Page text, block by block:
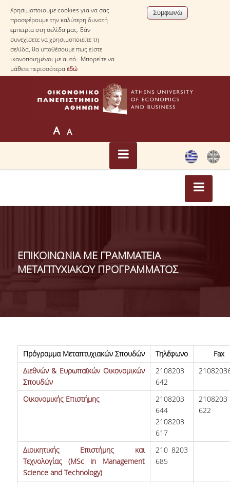
Χρησιμοποιούμε cookies για να σας
προσφέρουμε την καλύτερη δυνατή
εμπειρία στη σελίδα μας. Εάν
συνεχίσετε να χρησιμοποιείτε τη
σελίδα, θα υποθέσουμε πως είστε
ικανοποιημένοι με αυτό. Μπορείτε να
μάθετε περισσότεραεδώ
ΣΧΟΛΗ ΟΙΚΟΝΟΜΙΚΩΝ
ΤΜΗΜΑ ΔΙΕΘΝΩΝ ΚΑΙ
ΕΥΡΩΠΑΪΚΩΝ
ΟΙΚΟΝΟΜΙΚΩΝ ΣΠΟΥΔΩΝ
ΤΜΗΜΑ ΟΙΚΟΝΟΜΙΚΗΣ
ΕΠΙΣΤΗΜΗΣ
ΣΧΟΛΗ ΔΙΟΙΚΗΣΗΣ
ΕΠΙΧΕΙΡΗΣΕΩΝ
<NONE>
EΠΙΚΟΙΝΩΝΙΑ ΜΕ ΓΡΑΜΜΑΤΕΙΑ
ΜΕΤΑΠΤΥΧΙΑΚΟΥ ΠΡΟΓΡΑΜΜΑΤΟΣ
Πρόγραμμα Μεταπτυχιακών Σπουδών Τηλέφωνο
Fax
Διεθνών & Ευρωπαϊκών Οικονομικών
Σπουδών
2108203
642
Οικονομικής Επιστήμης
2108203
644
2108203
617
2108203
622
Διοικητικής Επιστήμης και
Τεχνολογίας (MSc in Management
Science and Technology)
210 8203
685